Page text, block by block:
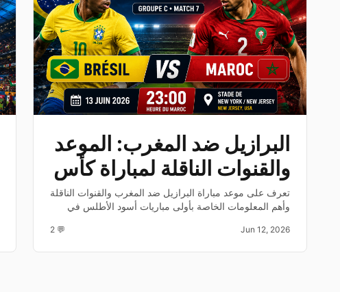
البرازيل ضد المغرب: الموعد
والقنوات الناقلة لمباراة كأس
العالم 2026
تعرف على موعد مباراة البرازيل ضد المغرب والقنوات الناقلة
وأهم المعلومات الخاصة بأولى مباريات أسود الأطلس في
Jun 12, 2026
💬 2